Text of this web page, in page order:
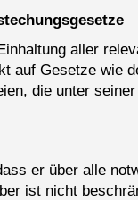
aller
auf Gesetze wie
die unter
er über alle
ist nicht